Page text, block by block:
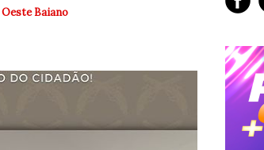
Oeste Baiano